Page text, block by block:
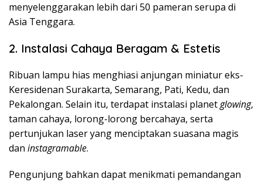
menyelenggarakan lebih dari 50 pameran serupa di
Asia Tenggara.
2. Instalasi Cahaya Beragam & Estetis
Ribuan lampu hias menghiasi anjungan miniatur eks-
Keresidenan Surakarta, Semarang, Pati, Kedu, dan
Pekalongan. Selain itu, terdapat instalasi planetglowing,
taman cahaya, lorong-lorong bercahaya, serta
pertunjukan laser yang menciptakan suasana magis
dan instagramable.
Pengunjung bahkan dapat menikmati pemandangan